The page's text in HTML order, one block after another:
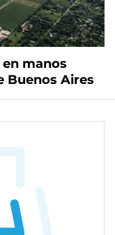
manos
Buenos Aires